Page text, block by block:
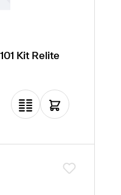
Kit Relite